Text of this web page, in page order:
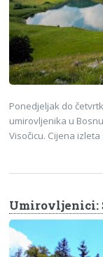
Ponedjeljak do
umirovljenika u
Visočicu. Cijena
Umirovljenici: